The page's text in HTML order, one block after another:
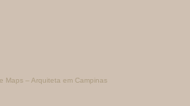
Maps – Arquiteta em Campinas